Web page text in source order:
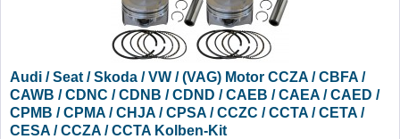
Audi / Seat / Skoda / VW / (VAG) Motor CCZA / CBFA /
CAWB / CDNC / CDNB / CDND / CAEB / CAEA / CAED /
CPMB / CPMA / CHJA / CPSA / CCZC / CCTA / CETA /
CESA / CCZA / CCTA Kolben-Kit